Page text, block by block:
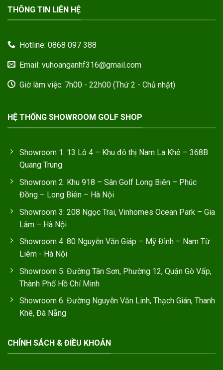
THÔNG TIN LIÊN HỆ
Hotline: 0868 097 388
Email: vuhoanganhf316@gmail.com
Giờ làm việc: 7h00 - 22h00 (Thứ 2 - Chủ nhật)
HỆ THỐNG SHOWROOM GOLF SHOP
Showroom 1: 13 Lô 4 – Khu đô thị Nam La Khê – 368B
Quang Trung
Showroom 2: Khu 918 – Sân Golf Long Biên – Phúc
Đồng – Long Biên – Hà Nội
Showroom 3: 208 Ngọc Trai, Vinhomes Ocean Park – Gia
Lâm – Hà Nội
Showroom 4: 80 Nguyễn Văn Giáp – Mỹ Đình – Nam Từ
Liêm - Hà Nội
Showroom 5: Đường Tân Sơn, Phường 12, Quận Gò Vấp,
Thành Phố Hồ Chí Minh
Showroom 6: Đường Nguyễn Văn Linh, Thạch Gián, Thanh
Khê, Đà Nẵng
CHÍNH SÁCH & ĐIỀU KHOẢN